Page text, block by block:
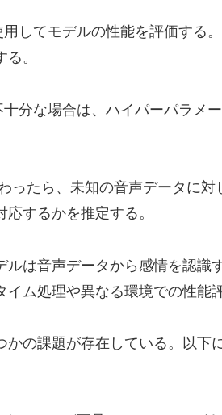
してモデルの性能を評価する
。
分な場合は、ハイパーパラメ
ったら、未知の音声データに
するかを推定する。
ルは音声データから感情を認識
ム処理や異なる環境での性能
の課題が存在している。以下